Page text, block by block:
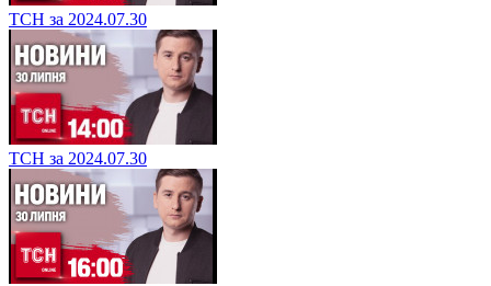
ТСН за 2024.07.30
ТСН за 2024.07.30